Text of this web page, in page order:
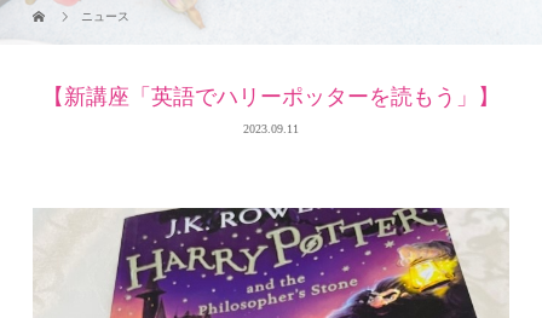
ニュース
【新講座「英語でハリーポッターを読もう」】
2023.09.11